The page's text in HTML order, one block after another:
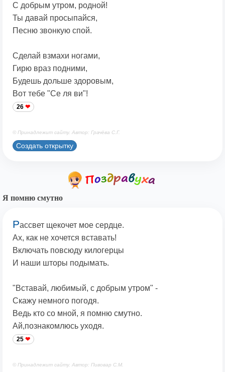
С добрым утром, родной!
Ты давай просыпайся,
Песню звонкую спой.
Сделай взмахи ногами,
Гирю враз подними,
Будешь дольше здоровым,
Вот тебе "Се ля ви"!
26
© Принадлежит сайту. Автор: Грачёва С.Г.
Создать открытку
Я помню смутно
Рассвет щекочет мое сердце.
Ах, как не хочется вставать!
Включать повсюду килогерцы
И наши шторы подымать.
"Вставай, любимый, с добрым утром" -
Скажу немного погодя.
Ведь кто со мной, я помню смутно.
Ай,познакомлюсь уходя.
25
© Принадлежит сайту. Автор: Пивовар С.М.